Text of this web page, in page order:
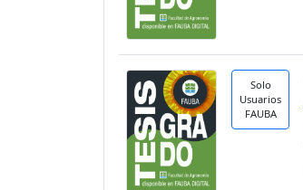
Solo
Usuarios
FAUBA